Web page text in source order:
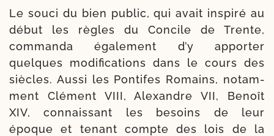
Le sou­ci du bien public, qui avait ins­pi­ré au
début les règles du Concile de Trente,
com­man­da éga­le­ment d’y appor­ter
quelques modi­fi­ca­tions dans le cours des
siècles. Aussi les Pontifes Romains, notam­
ment Clément VIII, Alexandre VII, Benoît
XIV, connais­sant les besoins de leur
époque et tenant compte des lois de la